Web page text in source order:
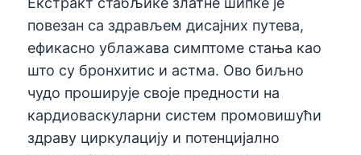
повезан са здрављем дисајних путева,
ефикасно ублажава симптоме стања као
што су бронхитис и астма. Ово биљно
чудо проширује своје предности на
кардиоваскуларни систем промовишући
здраву циркулацију и потенцијално